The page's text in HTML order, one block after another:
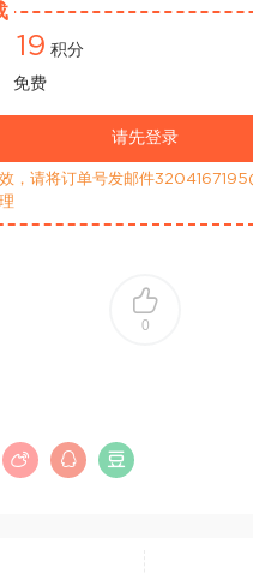
19 积分
免费
请先登录
，请将订单号发邮件
0